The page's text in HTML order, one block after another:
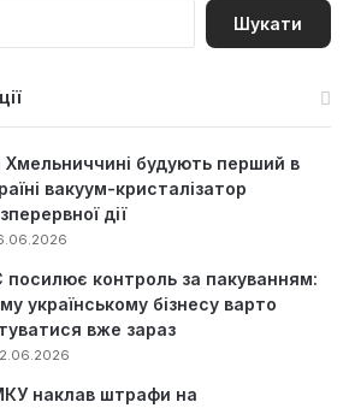
П
Хмельниччині будують перший в
вакуум-кристалізатор
дії
посилює контроль за пакуванням:
українському бізнесу варто
вже зараз
наклав штрафи на